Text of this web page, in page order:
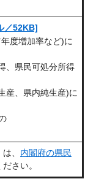
／52KB]
度増加率など)に
、県民可処分所得
産、県内純生産)に
、 内閣府の県民
さい。